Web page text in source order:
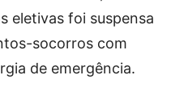
eletivas foi suspensa
socorros com
de emergência.